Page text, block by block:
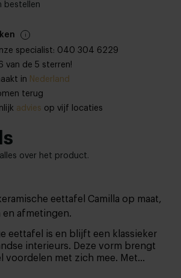
bestellen
specialist: 040 304 6229
van de 5 sterren!
in Nederland
terug
advies op vijf locaties
over het product.
eettafel Camilla op maat,
en afmetingen.
eettafel is en blijft een klassieker
interieurs. Deze vorm brengt
voordelen met zich mee. Met
haal je niet alleen design,